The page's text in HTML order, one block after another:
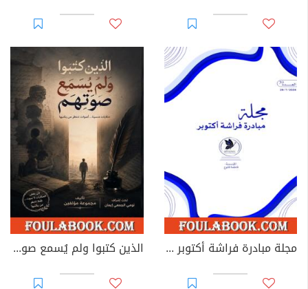
مجلة مبادرة فراشة أكتوبر - العدد 39 الذين كتبوا ولم يُسمع صوتهم